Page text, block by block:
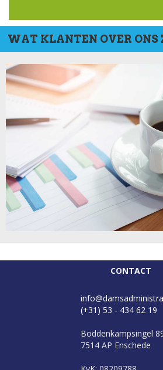
WAT KLANTEN OVER ONS
CONTACT
(+31) 53 - 434 62 19
Boddenkampsingel
7514 AP Enschede